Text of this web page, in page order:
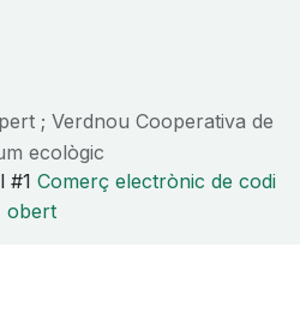
; Verdnou Cooperativa de
ecològic
#1Comerç electrònic de codi
obert